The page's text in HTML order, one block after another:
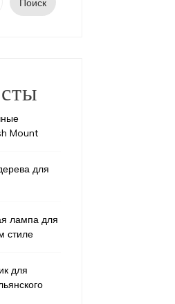
обладают
Поиск
Mount
для
лампа для
стиле
для